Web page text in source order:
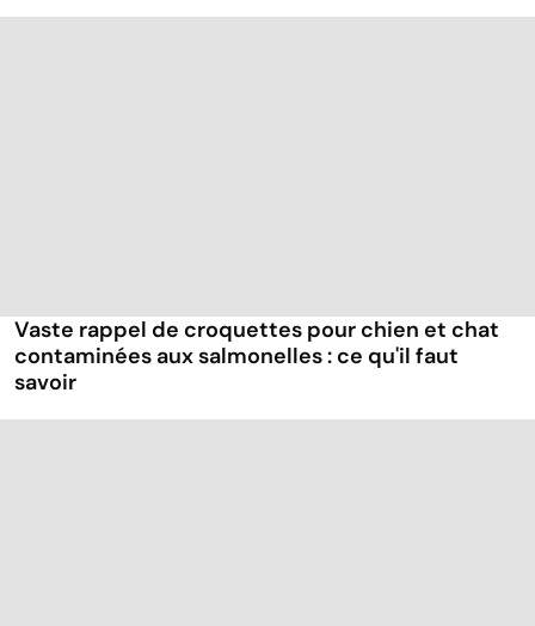
Vaste rappel de croquettes pour chien et chat
contaminées aux salmonelles : ce qu'il faut
savoir